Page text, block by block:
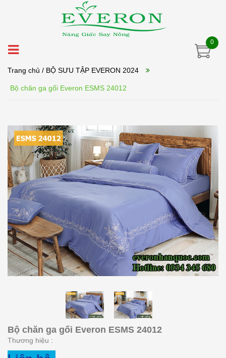
0
Trang chủ / BỘ SƯU TẬP EVERON 2024
Bộ chăn ga gối Everon ESMS 24012
Bộ chăn ga gối Everon ESMS 24012
Thương hiệu :